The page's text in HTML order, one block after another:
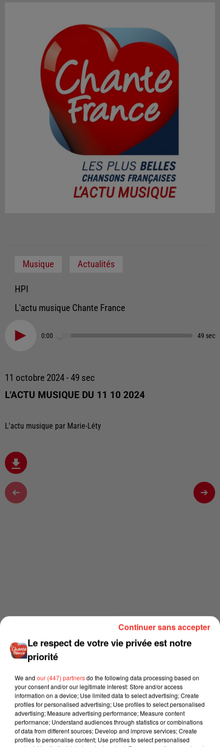
Musique Actualités
HPI
L'actu musique Chante France
0:00 49 sec
11 octobre 2024 - 49 sec
L'ACTU MUSIQUE DU 11 10 2024
L'actu musique par Marie-Léty
Le respect de votre vie privée est notre
priorité
We and our (447) partnersdo the following data processing based on
your consent and/or our legitimate interest: Store and/or access
information on a device; Use limited data to select advertising; Create
profiles for personalised advertising; Use profiles to select personalised
advertising; Measure advertising performance; Measure content
performance; Understand audiences through statistics or combinations
of data from different sources; Develop and improve services; Create
profiles to personalise content; Use profiles to select personalised
Continuer sans accepter